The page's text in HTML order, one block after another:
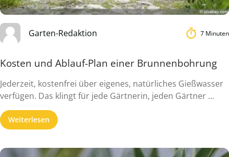
Garten-Redaktion 7 Minuten
Kosten und Ablauf-Plan einer Brunnenbohrung
Jederzeit, kostenfrei über eigenes, natürliches Gießwasser
verfügen. Das klingt für jede Gärtnerin, jeden Gärtner ...
Weiterlesen